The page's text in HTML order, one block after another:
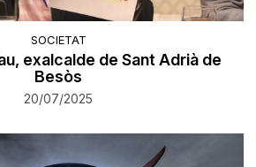
SOCIETAT
exalcalde de Sant Adrià de
Besòs
20/07/2025